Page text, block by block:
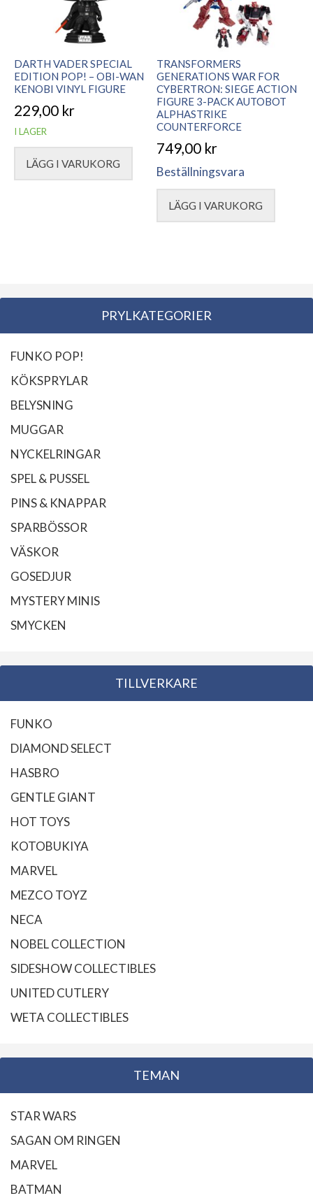
DARTH VADER SPECIAL
EDITION POP! – OBI-WAN
KENOBI VINYL FIGURE
229,00 kr
I LAGER
LÄGG I VARUKORG
TRANSFORMERS
GENERATIONS WAR FOR
CYBERTRON: SIEGE ACTION
FIGURE 3-PACK AUTOBOT
ALPHASTRIKE
COUNTERFORCE
749,00 kr
Beställningsvara
LÄGG I VARUKORG
PRYLKATEGORIER
FUNKO POP!
KÖKSPRYLAR
BELYSNING
MUGGAR
NYCKELRINGAR
SPEL & PUSSEL
PINS & KNAPPAR
SPARBÖSSOR
VÄSKOR
GOSEDJUR
MYSTERY MINIS
SMYCKEN
TILLVERKARE
FUNKO
DIAMOND SELECT
HASBRO
GENTLE GIANT
HOT TOYS
KOTOBUKIYA
MARVEL
MEZCO TOYZ
NECA
NOBEL COLLECTION
SIDESHOW COLLECTIBLES
UNITED CUTLERY
WETA COLLECTIBLES
TEMAN
STAR WARS
SAGAN OM RINGEN
MARVEL
BATMAN